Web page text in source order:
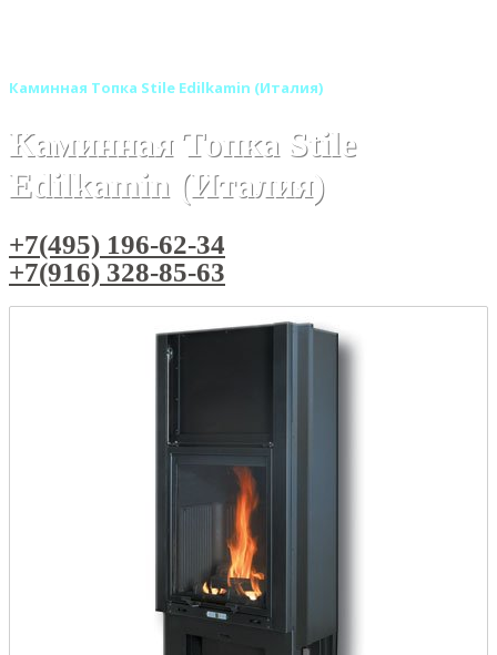
Каминная Топка Stile Edilkamin (Италия)
Каминная Топка Stile
Edilkamin (Италия)
+7(495) 196-62-34
+7(916) 328-85-63